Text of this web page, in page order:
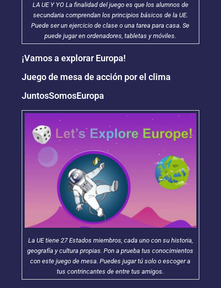
LA UE Y YO La finalidad del juego es que los alumnos de
secundaria comprendan los principios básicos de la UE.
Puede ser un ejercicio de clase o una tarea para casa. Se
puede jugar en ordenadores, tabletas y móviles.
¡Vamos a explorar Europa!
Juego de mesa de acción por el clima
JuntosSomosEuropa
La UE tiene 27 Estados miembros, cada uno con su historia,
geografía y cultura propias. Pon a prueba tus conocimientos
con este juego de mesa. Puedes jugar tú solo o escoger a
tus contrincantes de entre tus amigos.